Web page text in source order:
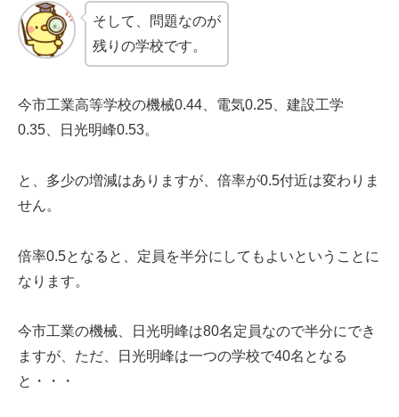
そして、問題なのが
残りの学校です。
今市工業高等学校の機械0.44、電気0.25、建設工学
0.35、日光明峰0.53。
と、多少の増減はありますが、倍率が0.5付近は変わりま
せん。
倍率0.5となると、定員を半分にしてもよいということに
なります。
今市工業の機械、日光明峰は80名定員なので半分にでき
ますが、ただ、日光明峰は一つの学校で40名となる
と・・・